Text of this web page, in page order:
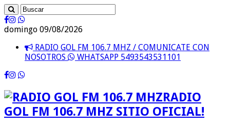
domingo 09/08/2026
RADIO GOL FM 106.7 MHZ / COMUNICATE CON
NOSOTROS
WHATSAPP 5493543531101
RADIO
GOL FM 106.7 MHZ SITIO OFICIAL!